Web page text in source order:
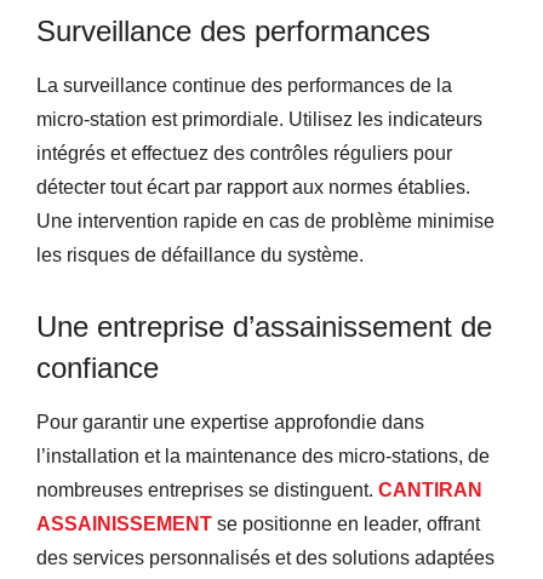
Surveillance des performances
La surveillance continue des performances de la
micro-station est primordiale. Utilisez les indicateurs
intégrés et effectuez des contrôles réguliers pour
détecter tout écart par rapport aux normes établies.
Une intervention rapide en cas de problème minimise
les risques de défaillance du système.
Une entreprise d’assainissement de
confiance
Pour garantir une expertise approfondie dans
l’installation et la maintenance des micro-stations, de
nombreuses entreprises se distinguent. CANTIRAN
ASSAINISSEMENT se positionne en leader, offrant
des services personnalisés et des solutions adaptées